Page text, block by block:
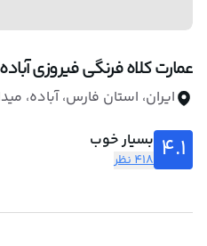
عمارت کلاه فرنگی فیروزی
ایران، استان فارس، آباده،
4.1 بسیار خوب
418 نظر